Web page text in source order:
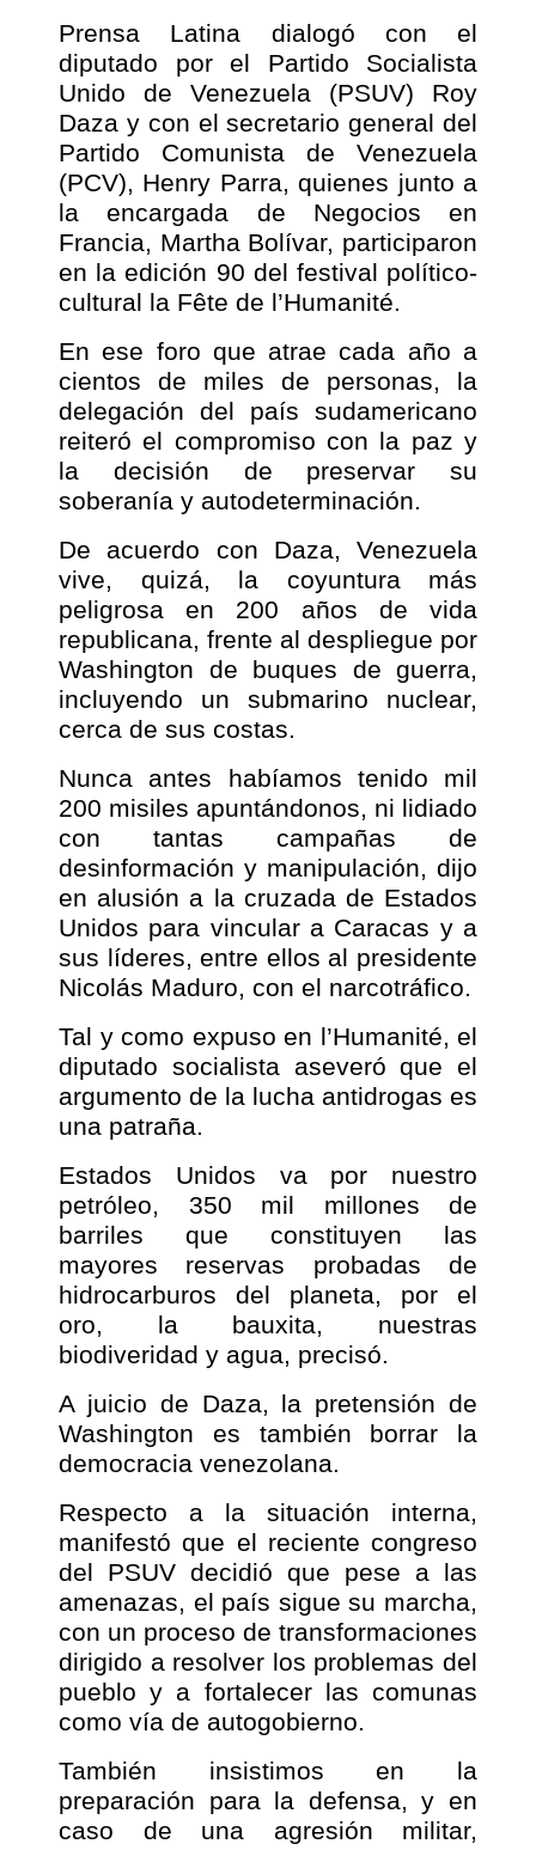
Prensa Latina dialogó con el
diputado por el Partido Socialista
Unido de Venezuela (PSUV) Roy
Daza y con el secretario general del
Partido Comunista de Venezuela
(PCV), Henry Parra, quienes junto a
la encargada de Negocios en
Francia, Martha Bolívar, participaron
en la edición 90 del festival político-
cultural la Fête de l’Humanité.
En ese foro que atrae cada año a
cientos de miles de personas, la
delegación del país sudamericano
reiteró el compromiso con la paz y
la decisión de preservar su
soberanía y autodeterminación.
De acuerdo con Daza, Venezuela
vive, quizá, la coyuntura más
peligrosa en 200 años de vida
republicana, frente al despliegue por
Washington de buques de guerra,
incluyendo un submarino nuclear,
cerca de sus costas.
Nunca antes habíamos tenido mil
200 misiles apuntándonos, ni lidiado
con tantas campañas de
desinformación y manipulación, dijo
en alusión a la cruzada de Estados
Unidos para vincular a Caracas y a
sus líderes, entre ellos al presidente
Nicolás Maduro, con el narcotráfico.
Tal y como expuso en l’Humanité, el
diputado socialista aseveró que el
argumento de la lucha antidrogas es
una patraña.
Estados Unidos va por nuestro
petróleo, 350 mil millones de
barriles que constituyen las
mayores reservas probadas de
hidrocarburos del planeta, por el
oro, la bauxita, nuestras
biodiveridad y agua, precisó.
A juicio de Daza, la pretensión de
Washington es también borrar la
democracia venezolana.
Respecto a la situación interna,
manifestó que el reciente congreso
del PSUV decidió que pese a las
amenazas, el país sigue su marcha,
con un proceso de transformaciones
dirigido a resolver los problemas del
pueblo y a fortalecer las comunas
como vía de autogobierno.
También insistimos en la
preparación para la defensa, y en
caso de una agresión militar,